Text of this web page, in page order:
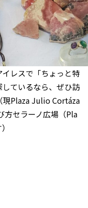
レスで「ちょっと特
ているなら、ぜひ訪
現Plaza Julio Cortáza
方セラーノ広場（Pla